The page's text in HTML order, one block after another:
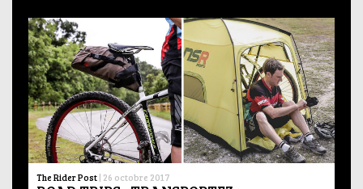
The Rider Post | 26 octobre 2017